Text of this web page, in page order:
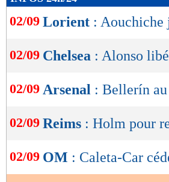
de
lecture
OK
02/09 Lorient :
02/09 Chelsea : Alonso
02/09 Arsenal : Bellerín
02/09 Reims : Holm pour
02/09 OM : Caleta-Car